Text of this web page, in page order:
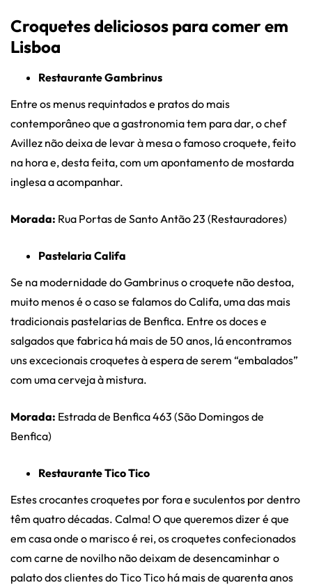
Croquetes deliciosos para comer em
Lisboa
Restaurante Gambrinus
Entre os menus requintados e pratos do mais
contemporâneo que a gastronomia tem para dar, o chef
Avillez não deixa de levar à mesa o famoso croquete, feito
na hora e, desta feita, com um apontamento de mostarda
inglesa a acompanhar.
Morada: Rua Portas de Santo Antão 23 (Restauradores)
Pastelaria Califa
Se na modernidade do Gambrinus o croquete não destoa,
muito menos é o caso se falamos do Califa, uma das mais
tradicionais pastelarias de Benfica. Entre os doces e
salgados que fabrica há mais de 50 anos, lá encontramos
uns excecionais croquetes à espera de serem “embalados”
com uma cerveja à mistura.
Morada: Estrada de Benfica 463 (São Domingos de
Benfica)
Restaurante Tico Tico
Estes crocantes croquetes por fora e suculentos por dentro
têm quatro décadas. Calma! O que queremos dizer é que
em casa onde o marisco é rei, os croquetes confecionados
com carne de novilho não deixam de desencaminhar o
palato dos clientes do Tico Tico há mais de quarenta anos